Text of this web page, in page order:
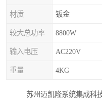
材质 钣金
较大总功率 8800W
输入电压 AC220V
重量 4KG
苏州迈凯隆系统集成科